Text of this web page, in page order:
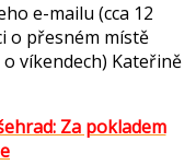
e-mailu (cca 12
o přesném místě
víkendech) Kateřině
Za pokladem